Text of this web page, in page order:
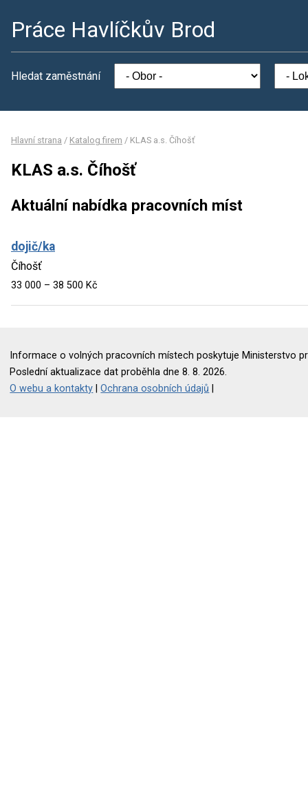
Práce Havlíčkův Brod
Hledat zaměstnání
Hlavní strana / Katalog firem / KLAS a.s. Číhošť
KLAS a.s. Číhošť
Aktuální nabídka pracovních míst
dojič/ka
Číhošť
33 000 – 38 500 Kč
Informace o volných pracovních místech poskytuje Ministerstvo
Poslední aktualizace dat proběhla dne 8. 8. 2026.
O webu a kontakty |Ochrana osobních údajů